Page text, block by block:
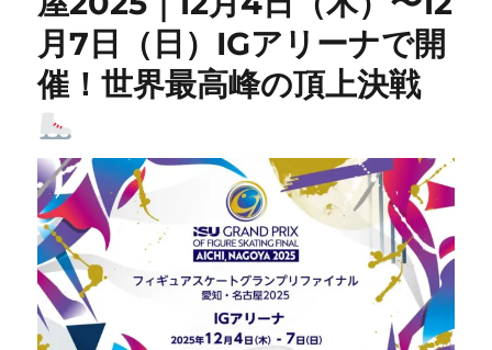
月7日（日）IGアリーナで開
催！世界最高峰の頂上決戦